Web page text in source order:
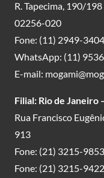
R. Tapecima, 190/
02256-020
Fone: (11) 2949-3404
WhatsApp: (11)
E-mail:
Filial: Rio de Janeiro
Rua Francisco
913
Fone: (21) 3215-9853
Fone: (21) 3215-9422